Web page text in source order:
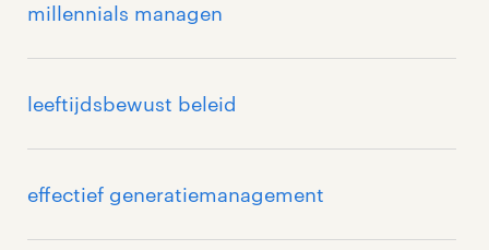
millennials managen
leeftijdsbewust beleid
effectief generatiemanagement